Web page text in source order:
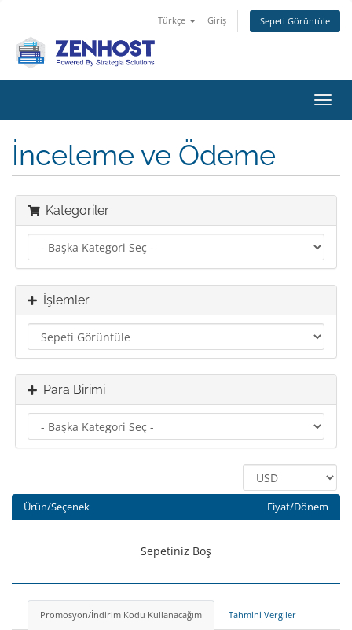
Türkçe Giriş Sepeti Görüntüle
İnceleme ve Ödeme
Kategoriler
İşlemler
Para Birimi
Ürün/Seçenek Fiyat/Dönem
Sepetiniz Boş
Promosyon/İndirim Kodu Kullanacağım Tahmini Vergiler